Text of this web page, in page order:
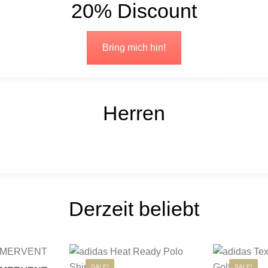
20% Discount
Bring mich hin!
Herren
Derzeit beliebt
Varianten auf. Die Optionen können auf der Produktseite
Dieses Produkt weist mehrere Varianten auf. Die
SALE!
Dieses Produkt weist
SALE!